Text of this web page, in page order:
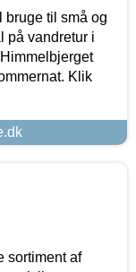
bruge til små og
på vandretur i
Klik
sortiment af